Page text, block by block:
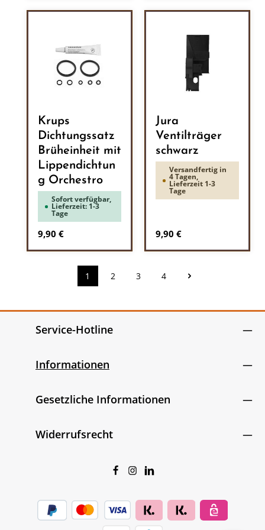
Krups
Dichtungssatz
Brüheinheit mit
Lippendichtun
g Orchestro
Sofort verfügbar,
Lieferzeit: 1-3
Tage
Regulärer Preis:
9,90 €
Jura
Ventilträger
schwarz
Versandfertig in
4 Tagen,
Lieferzeit 1-3
Tage
Regulärer Preis:
9,90 €
Seite
1 Seite
2 Seite
3 Seite
4
Service-Hotline
Informationen
Gesetzliche Informationen
Widerrufsrecht